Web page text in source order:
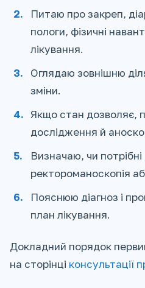
Питаю про закреп,
пологи, фізичні
лікування.
Оглядаю зовнішню
зміни.
Якщо стан дозволяє,
дослідження й
Визначаю, чи
ректороманоскопія
Пояснюю діагноз і
план лікування.
Докладний порядок
на сторінці консультації